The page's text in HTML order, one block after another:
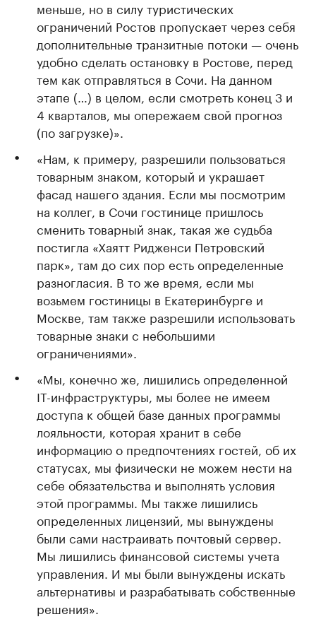
меньше, но в силу туристических
ограничений Ростов пропускает через себя
дополнительные транзитные потоки — очень
удобно сделать остановку в Ростове, перед
тем как отправляться в Сочи. На данном
этапе (…) в целом, если смотреть конец 3 и
4 кварталов, мы опережаем свой прогноз
(по загрузке)».
«Нам, к примеру, разрешили пользоваться
товарным знаком, который и украшает
фасад нашего здания. Если мы посмотрим
на коллег, в Сочи гостинице пришлось
сменить товарный знак, такая же судьба
постигла «Хаятт Ридженси Петровский
парк», там до сих пор есть определенные
разногласия. В то же время, если мы
возьмем гостиницы в Екатеринбурге и
Москве, там также разрешили использовать
товарные знаки с небольшими
ограничениями».
«Мы, конечно же, лишились определенной
IT-инфраструктуры, мы более не имеем
доступа к общей базе данных программы
лояльности, которая хранит в себе
информацию о предпочтениях гостей, об их
статусах, мы физически не можем нести на
себе обязательства и выполнять условия
этой программы. Мы также лишились
определенных лицензий, мы вынуждены
были сами настраивать почтовый сервер.
Мы лишились финансовой системы учета
управления. И мы были вынуждены искать
альтернативы и разрабатывать собственные
решения».